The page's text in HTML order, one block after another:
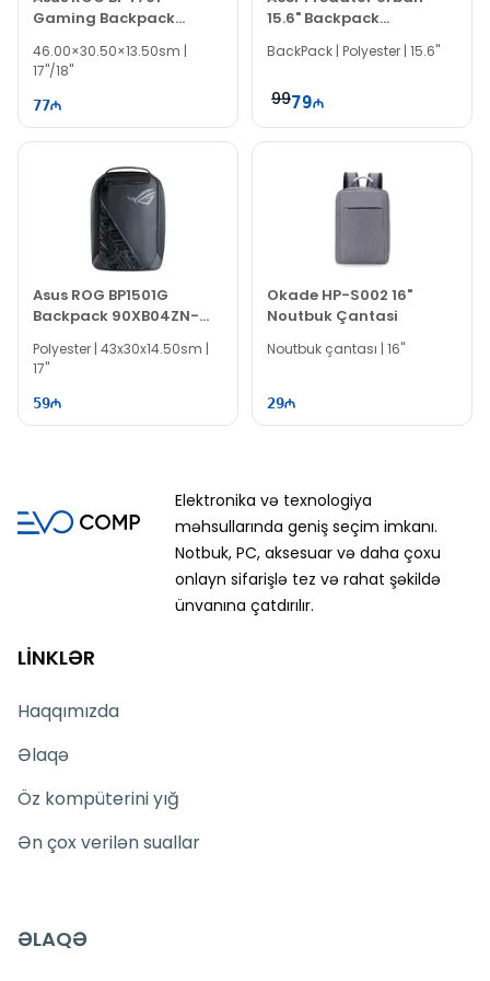
Gaming Backpack
46.00×30.50×13.50sm |
17"/18"
77
15.6" Backpack
GP.BAG11.027
BackPack | Polyester | 15.6"
9979
Asus ROG BP1501G
Backpack 90XB04ZN-
Polyester | 43x30x14.50sm |
17"
59
Okade HP-S002 16"
Noutbuk Çantasi
Noutbuk çantası | 16"
29
Elektronika və texnologiya
məhsullarında geniş seçim imkanı.
Notbuk, PC, aksesuar və daha çoxu
onlayn sifarişlə tez və rahat şəkildə
ünvanına çatdırılır.
LİNKLƏR
Haqqımızda
Əlaqə
Öz kompüterini yığ
Ən çox verilən suallar
ƏLAQƏ